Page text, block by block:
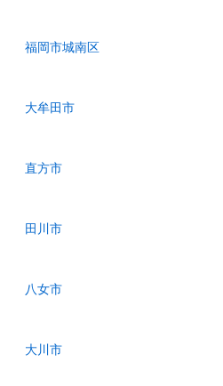
福岡市城南区
大牟田市
直方市
田川市
八女市
大川市